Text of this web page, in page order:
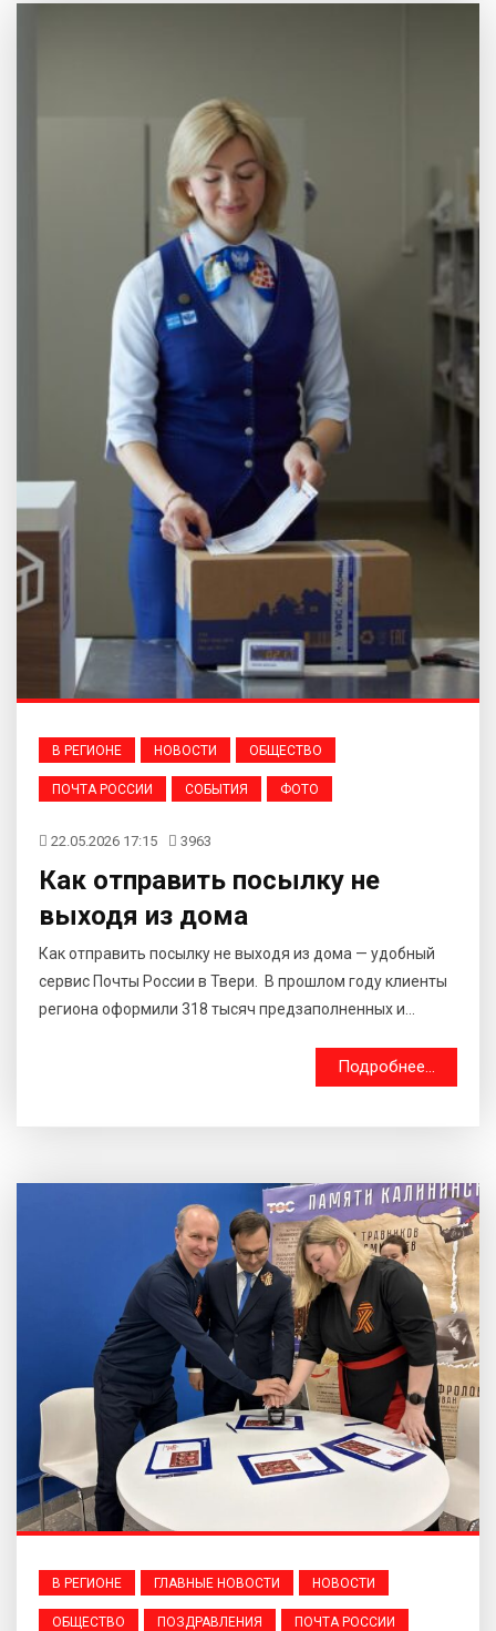
В РЕГИОНЕ НОВОСТИ ОБЩЕСТВО
ПОЧТА РОССИИ СОБЫТИЯ ФОТО
22.05.2026 17:15 3963
Как отправить посылку не
выходя из дома
Как отправить посылку не выходя из дома — удобный
сервис Почты России в Твери. В прошлом году клиенты
региона оформили 318 тысяч предзаполненных и...
Подробнее...
В РЕГИОНЕ ГЛАВНЫЕ НОВОСТИ НОВОСТИ
ОБЩЕСТВО ПОЗДРАВЛЕНИЯ ПОЧТА РОССИИ